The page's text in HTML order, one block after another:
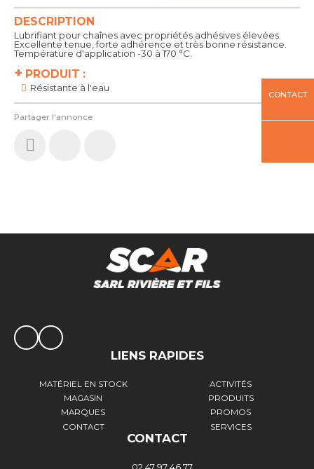
+ PRODUIT :
Résistante à l'eau
Partager l'annonce
DESCRIPTION
Lubrifiant pour chaînes avec propriétés adhésives élevées.
Excellente tenue, forte adhérence et très bonne résistance.
Température d'application -30 à 170 °C.
CONTACT
LIENS RAPIDES
MATÉRIEL EN STOCK
ACTIVITÉS
MAGASIN
PRODUITS
MARQUES
PROMOS
CONTACT
SERVICES
CONTACT
02 47 97 46 77